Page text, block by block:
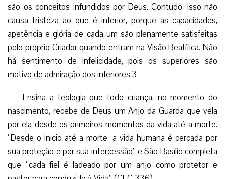
são os conceitos infundidos por Deus. Contudo, isso não
causa tristeza ao que é inferior, porque as capacidades,
apetência e glória de cada um são plenamente satisfeitas
pelo próprio Criador quando entram na Visão Beatífica. Não
há sentimento de infelicidade, pois os superiores são
motivo de admiração dos inferiores.3
Ensina a teologia que todo criança, no momento do
nascimento, recebe de Deus um Anjo da Guarda que vela
por ela desde os primeiros momentos da vida até a morte.
“Desde o inicio até a morte, a vida humana é cercada por
sua proteção e por sua intercessão” e São Basílio completa
que “cada fiel é ladeado por um anjo como protetor e